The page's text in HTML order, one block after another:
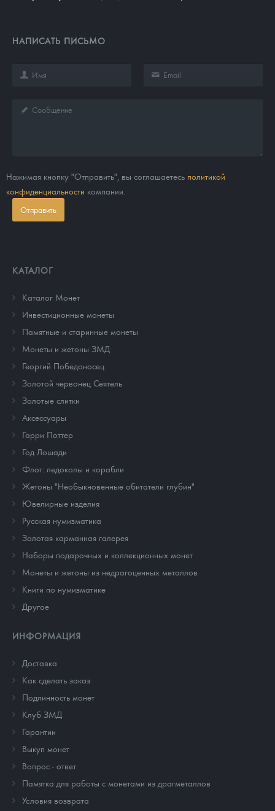
НАПИСАТЬ ПИСЬМО
Нажимая кнопку "Отправить", вы соглашаетесь политикой
конфиденциальности компании.
Отправить
КАТАЛОГ
Каталог Монет
Инвестиционные монеты
Памятные и старинные монеты
Монеты и жетоны ЗМД
Георгий Победоносец
Золотой червонец Сеятель
Золотые слитки
Аксессуары
Гарри Поттер
Год Лошади
Флот: ледоколы и корабли
Жетоны "Необыкновенные обитатели глубин"
Ювелирные изделия
Русская нумизматика
Золотая карманная галерея
Наборы подарочных и коллекционных монет
Монеты и жетоны из недрагоценных металлов
Книги по нумизматике
Другое
ИНФОРМАЦИЯ
Доставка
Как сделать заказ
Подлинность монет
Клуб ЗМД
Гарантии
Выкуп монет
Вопрос - ответ
Памятка для работы с монетами из драгметаллов
Условия возврата